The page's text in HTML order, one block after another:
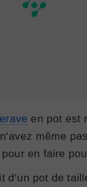
en pot est
même
en faire
d’un pot de